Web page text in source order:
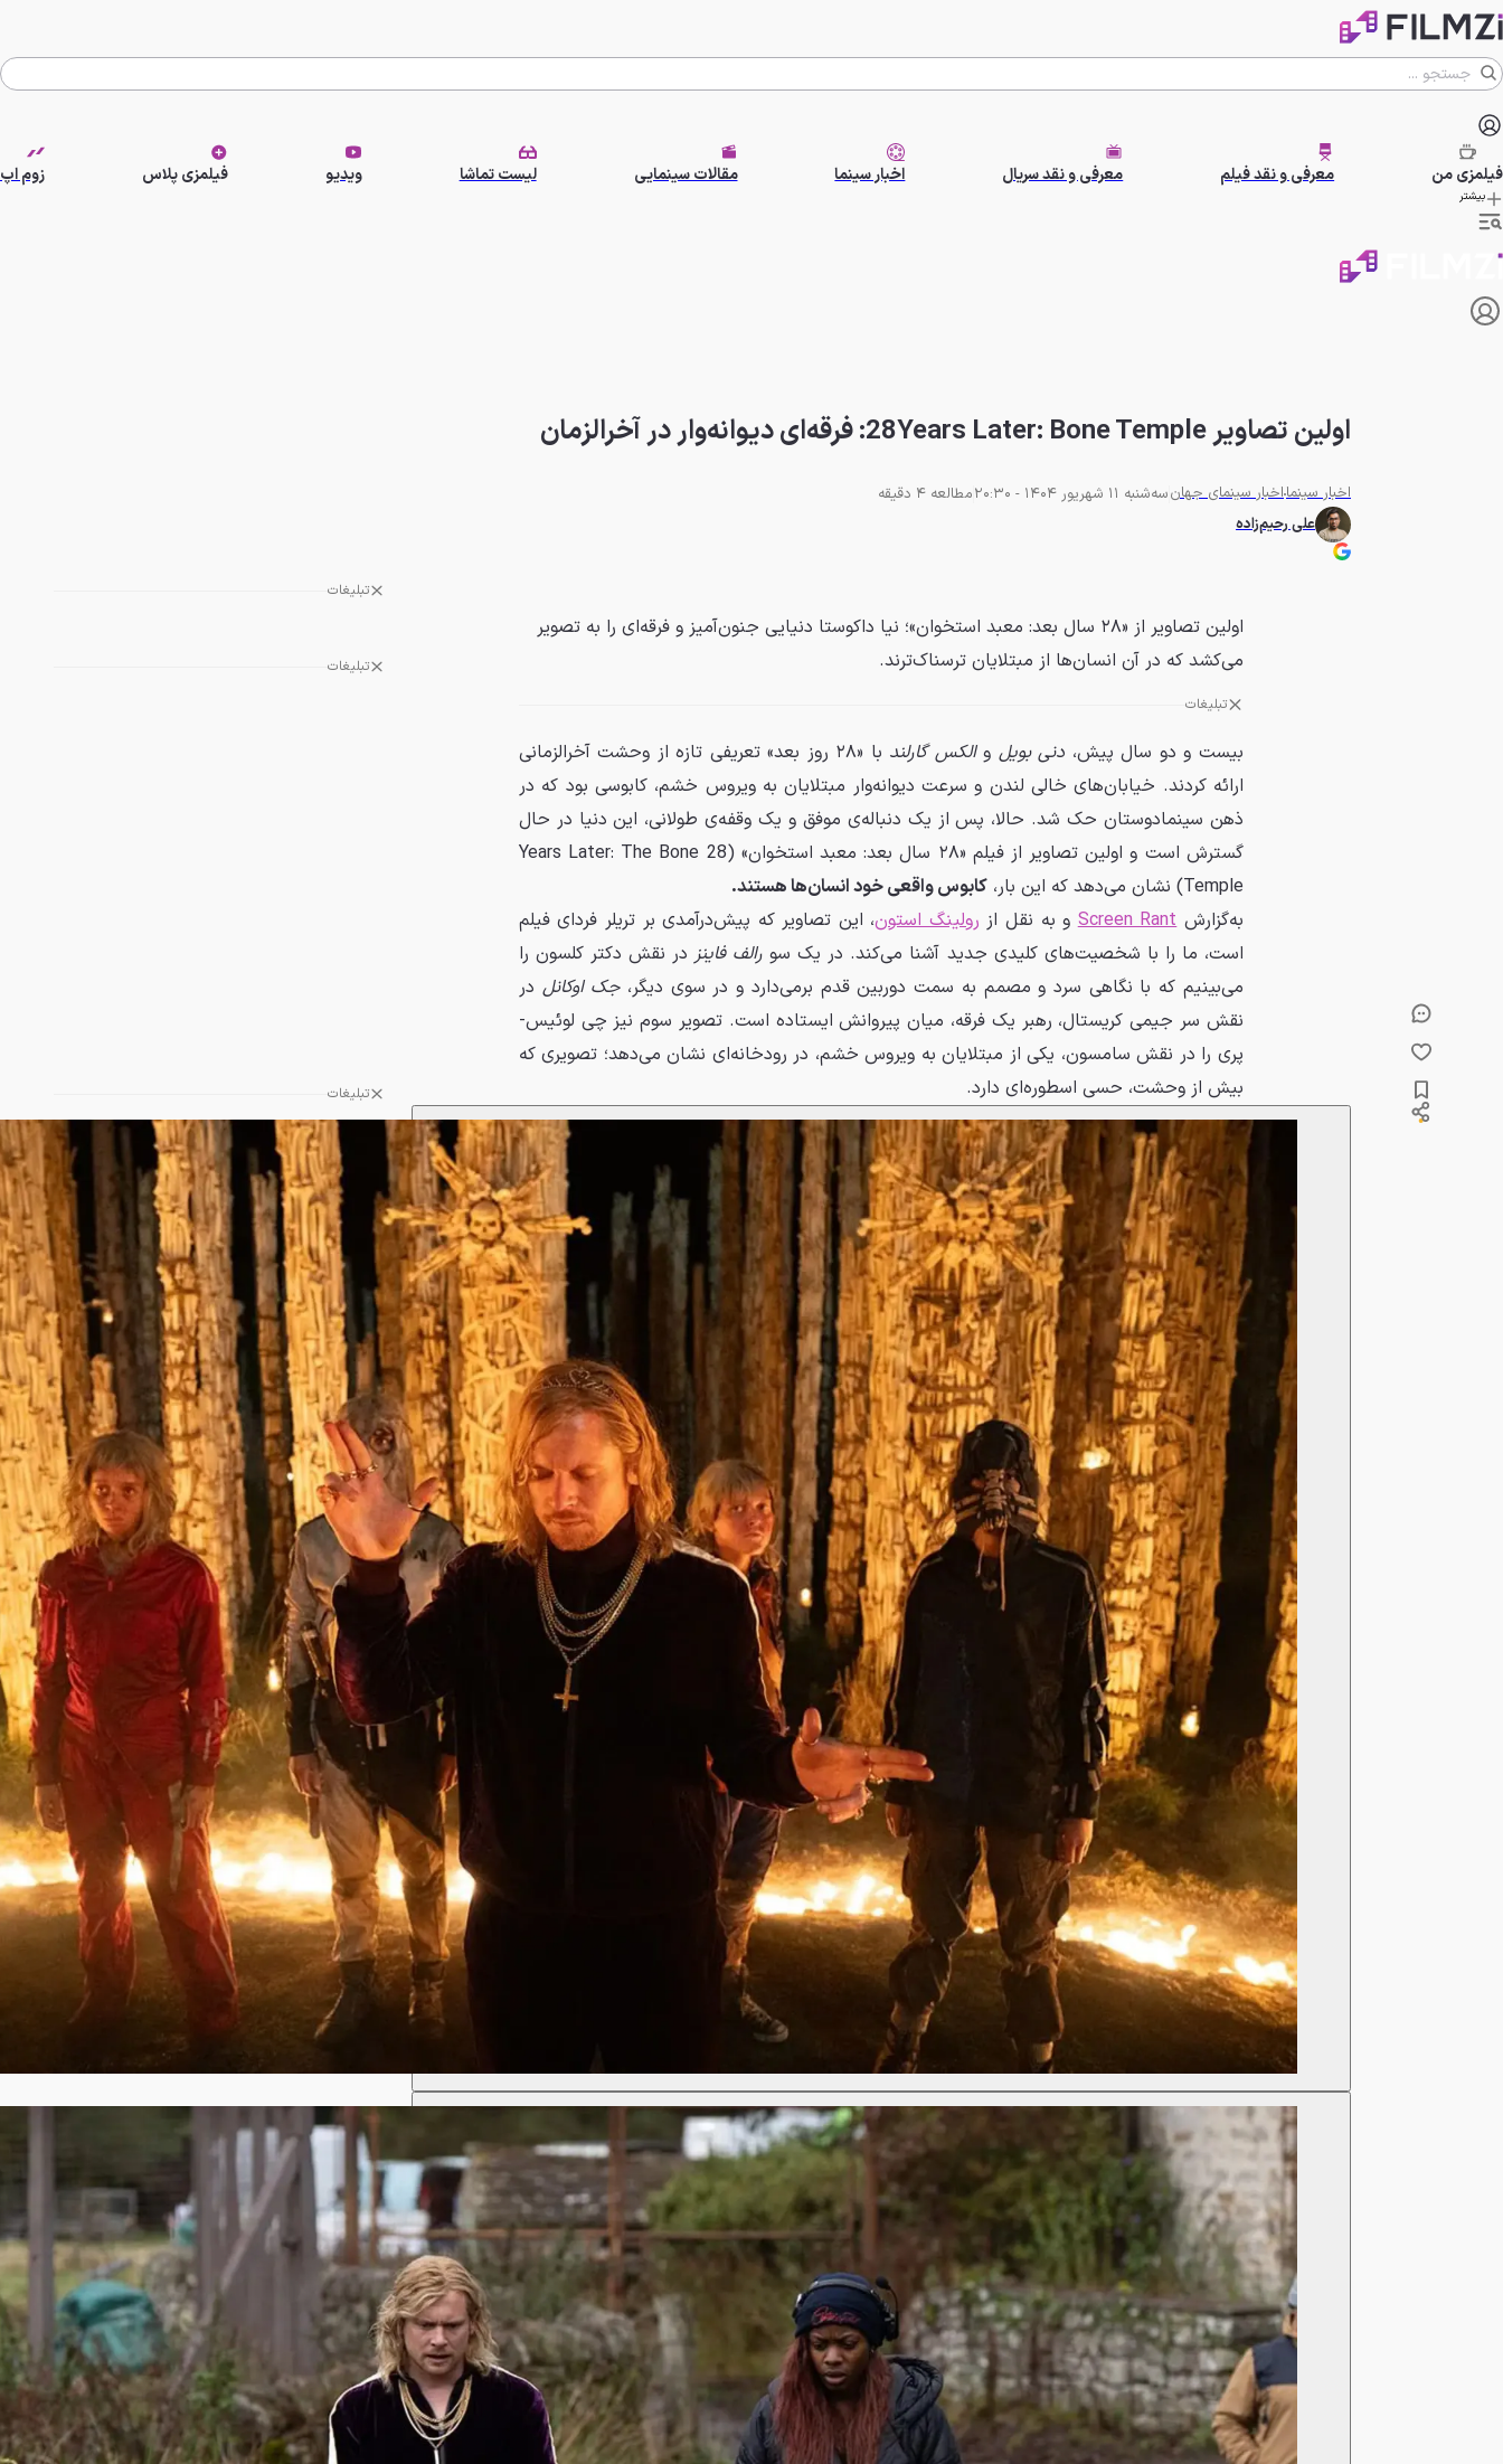
فیلمزیمن معرفی و نقد فیلم معرفی و نقد سریال اخبار سینما مقالات سینمایی لیست تماشا ویدیو فیلمزی پلاس زوم اپ
بیشتر
اولین تصاویر 28Years Later: Bone Temple: فرقه‌ای دیوانه‌وار در آخرالزمان
اخبار سینمااخبار سینمای جهانسه‌شنبه 11 شهریور 1404 - 20:30
مطالعه 4 دقیقه
علی رحیم‌زاده
تبلیغات
تبلیغات
تبلیغات
اولین تصاویر از «۲۸ سال بعد: معبد استخوان»؛ نیا داکوستا دنیایی جنون‌آمیز و فرقه‌ای را به تصویر
می‌کشد که در آن انسان‌ها از مبتلایان ترسناک‌ترند.
تبلیغات
بیست و دو سال پیش، دنی بویل والکس گارلند
با «۲۸ روز بعد» تعریفی تازه از وحشت آخرالزمانی
ارائه کردند. خیابان‌های خالی لندن و سرعت دیوانه‌وار مبتلایان به ویروس خشم، کابوسی بود که در
ذهن سینمادوستان حک شد. حالا، پس از یک دنباله‌ی موفق و یک وقفه‌ی طولانی، این دنیا در حال
گسترش است و اولین تصاویر از فیلم «۲۸ سال بعد: معبد استخوان» (28 Years Later: The Bone
Temple) نشان می‌دهد که این بار،
کابوس واقعی خود انسان‌ها هستند.
به‌گزارشScreen Rantو به نقل از رولینگ استون، این تصاویر که پیش‌درآمدی بر تریلر فردای فیلم
است، ما را با شخصیت‌های کلیدی جدید آشنا می‌کند. در یک سو رالف فاینزدر نقش دکتر کلسون را
می‌بینیم که با نگاهی سرد و مصمم به سمت دوربین قدم برمی‌دارد و در سوی دیگر،جک اوکانل در
نقش سر جیمی کریستال، رهبر یک فرقه، میان پیروانش ایستاده است. تصویر سوم نیز چی لوئیس-
پری را در نقش سامسون، یکی از مبتلایان به ویروس خشم، در رودخانه‌ای نشان می‌دهد؛ تصویری که
بیش از وحشت، حسی اسطوره‌ای دارد.